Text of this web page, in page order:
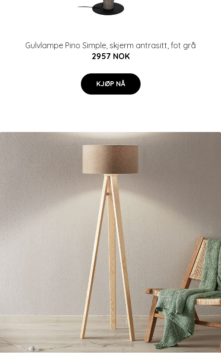
Gulvlampe Pino Simple, skjerm antrasitt, fot grå
2957 NOK
KJØP NÅ